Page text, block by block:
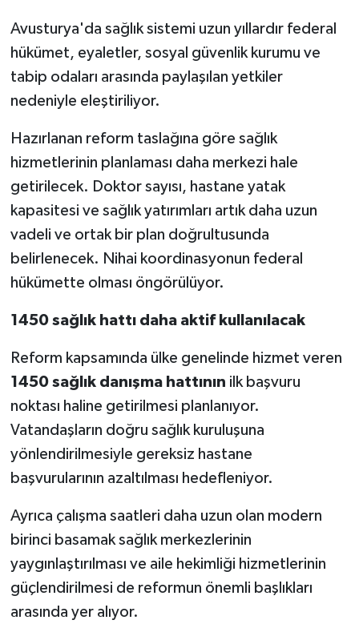
Avusturya'da sağlık sistemi uzun yıllardır federal
hükümet, eyaletler, sosyal güvenlik kurumu ve
tabip odaları arasında paylaşılan yetkiler
nedeniyle eleştiriliyor.
Hazırlanan reform taslağına göre sağlık
hizmetlerinin planlaması daha merkezi hale
getirilecek. Doktor sayısı, hastane yatak
kapasitesi ve sağlık yatırımları artık daha uzun
vadeli ve ortak bir plan doğrultusunda
belirlenecek. Nihai koordinasyonun federal
hükümette olması öngörülüyor.
1450 sağlık hattı daha aktif kullanılacak
Reform kapsamında ülke genelinde hizmet veren
1450 sağlık danışma hattının ilk başvuru
noktası haline getirilmesi planlanıyor.
Vatandaşların doğru sağlık kuruluşuna
yönlendirilmesiyle gereksiz hastane
başvurularının azaltılması hedefleniyor.
Ayrıca çalışma saatleri daha uzun olan modern
birinci basamak sağlık merkezlerinin
yaygınlaştırılması ve aile hekimliği hizmetlerinin
güçlendirilmesi de reformun önemli başlıkları
arasında yer alıyor.